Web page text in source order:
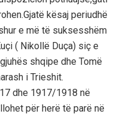
kësaj periudhë
e më të suksesshëm
( Nikollë Duça) siç e
shqipe dhe Tomë
i Trieshit.
dhe 1917/1918 në
për herë të parë në